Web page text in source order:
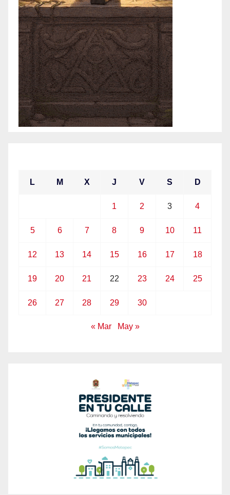
L M X J V S D
1 2 3 4
5 6 7 8 9 10 11
12 13 14 15 16 17 18
19 20 21 22 23 24 25
26 27 28 29 30
« Mar May »